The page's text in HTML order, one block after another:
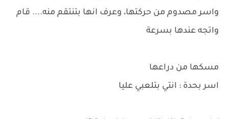
واسر مصدوم من حركتها، وعرف انها بتنتقم منه.... قام
واتجه عندها بسرعة
مسكها من دراعها
اسر بحدة : انتي بتلعبي عليا